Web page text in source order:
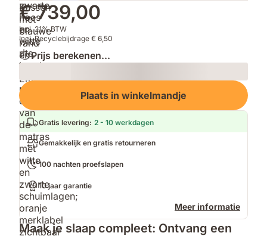
€ 739,00
Incl. 21% BTW
Incl. Recyclebijdrage € 6,50
Prijs berekenen...
Loading
Plaats in winkelmandje
Gratis levering: 2 - 10 werkdagen
Gemakkelijk en gratis retourneren
100 nachten proefslapen
10 jaar garantie
Meer informatie
Maak je slaap compleet: Ontvang een